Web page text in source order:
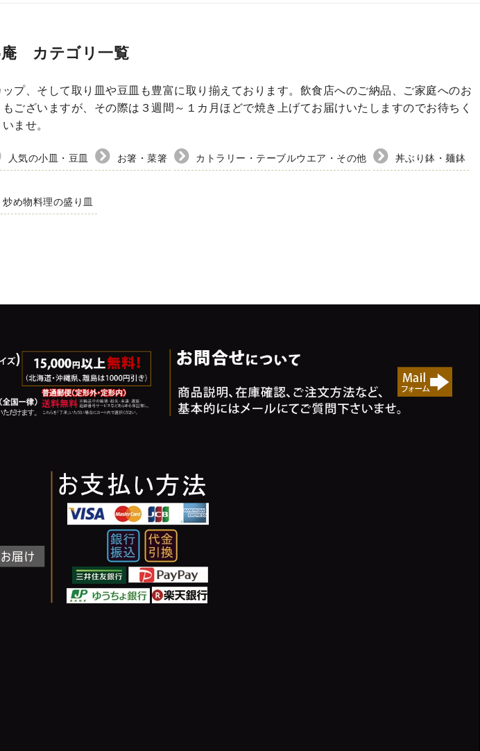
庵 カテゴリ一覧
プ、そして取り皿や豆皿も豊富に取り揃えております。飲食店へのご納品、ご家庭へのお
ざいますが、その際は３週間～１カ月ほどで焼き上げてお届けいたしますのでお待ちく
ませ。
人気の小皿・豆皿 お箸・菜箸 カトラリー・テーブルウエア・その他 丼ぶり鉢・麺鉢
め物料理の盛り皿